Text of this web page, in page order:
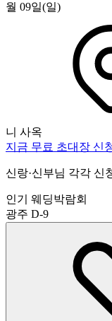
월 09일(일)
니 사옥
지금 무료 초대장 신
신랑·신부님 각각 신
인기 웨딩박람회
광주 D-9